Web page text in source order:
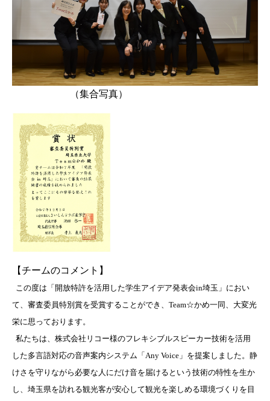
（集合写真）
【チームのコメント】
この度は「開放特許を活用した学生アイデア発表会in埼玉」におい
て、審査委員特別賞を受賞することができ、Team☆かめ一同、大変光
栄に思っております。
私たちは、株式会社リコー様のフレキシブルスピーカー技術を活用
した多言語対応の音声案内システム「Any Voice」を提案しました。静
けさを守りながら必要な人にだけ音を届けるという技術の特性を生か
し、埼玉県を訪れる観光客が安心して観光を楽しめる環境づくりを目